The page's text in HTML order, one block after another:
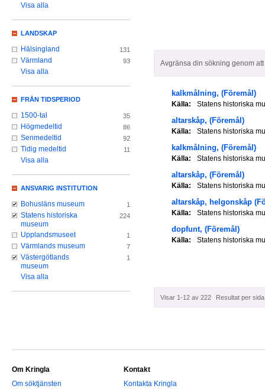
Avgränsa din sökning genom
kalkmålning, (Föremål)
Källa: Statens historiska
altarskåp, (Föremål)
Källa: Statens historiska
kalkmålning, (Föremål)
Källa: Statens historiska
altarskåp, (Föremål)
Källa: Statens historiska
altarskåp, helgonskåp
Källa: Statens historiska
dopfunt, (Föremål)
Källa: Statens historiska
Visar 1-12 av 222 Resultat per
Visa alla
LANDSKAP
Hälsingland 131
Värmland 93
Visa alla
FRÅN TIDSPERIOD
1500-tal 35
Högmedeltid 86
Senmedeltid 92
Tidig medeltid 11
Visa alla
ANSVARIG INSTITUTION
Bohusläns museum 1
Statens historiska
museum
224
Upplandsmuseet 1
Värmlands museum 7
Västergötlands
museum
1
Visa alla
Om Kringla
Om söktjänsten
Kontakt
Kontakta Kringla